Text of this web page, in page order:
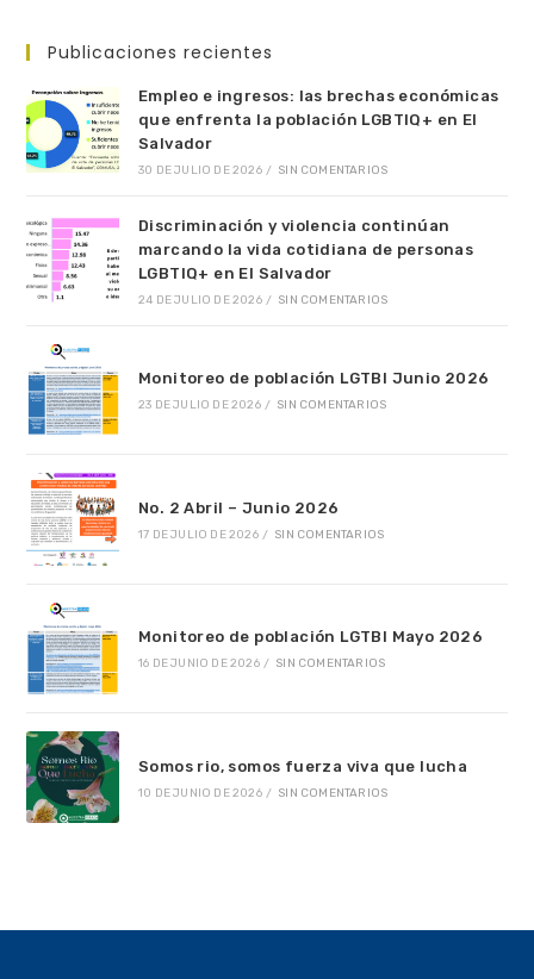
Publicaciones recientes
Empleo e ingresos: las brechas económicas
que enfrenta la población LGBTIQ+ en El
Salvador
30 DE JULIO DE 2026 / SIN COMENTARIOS
Discriminación y violencia continúan
marcando la vida cotidiana de personas
LGBTIQ+ en El Salvador
24 DE JULIO DE 2026 / SIN COMENTARIOS
Monitoreo de población LGTBI Junio 2026
23 DE JULIO DE 2026 / SIN COMENTARIOS
No. 2 Abril – Junio 2026
17 DE JULIO DE 2026 / SIN COMENTARIOS
Monitoreo de población LGTBI Mayo 2026
16 DE JUNIO DE 2026 / SIN COMENTARIOS
Somos rio, somos fuerza viva que lucha
10 DE JUNIO DE 2026 / SIN COMENTARIOS